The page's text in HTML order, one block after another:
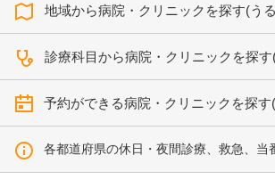
地域から病院・クリニックを探す(う
診療科目から病院・クリニックを探
予約ができる病院・クリニックを探す
各都道府県の休日・夜間診療、救急、当